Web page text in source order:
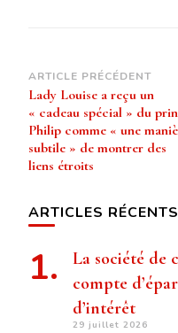
Navigation
d’article
ARTICLE PRÉCÉDENT
Lady Louise a reçu un
« cadeau spécial » du
Philip comme « une
subtile » de montrer des
liens étroits
ARTICLES RÉCENTS
La société de
compte
d’intérêt
29 juillet 2026